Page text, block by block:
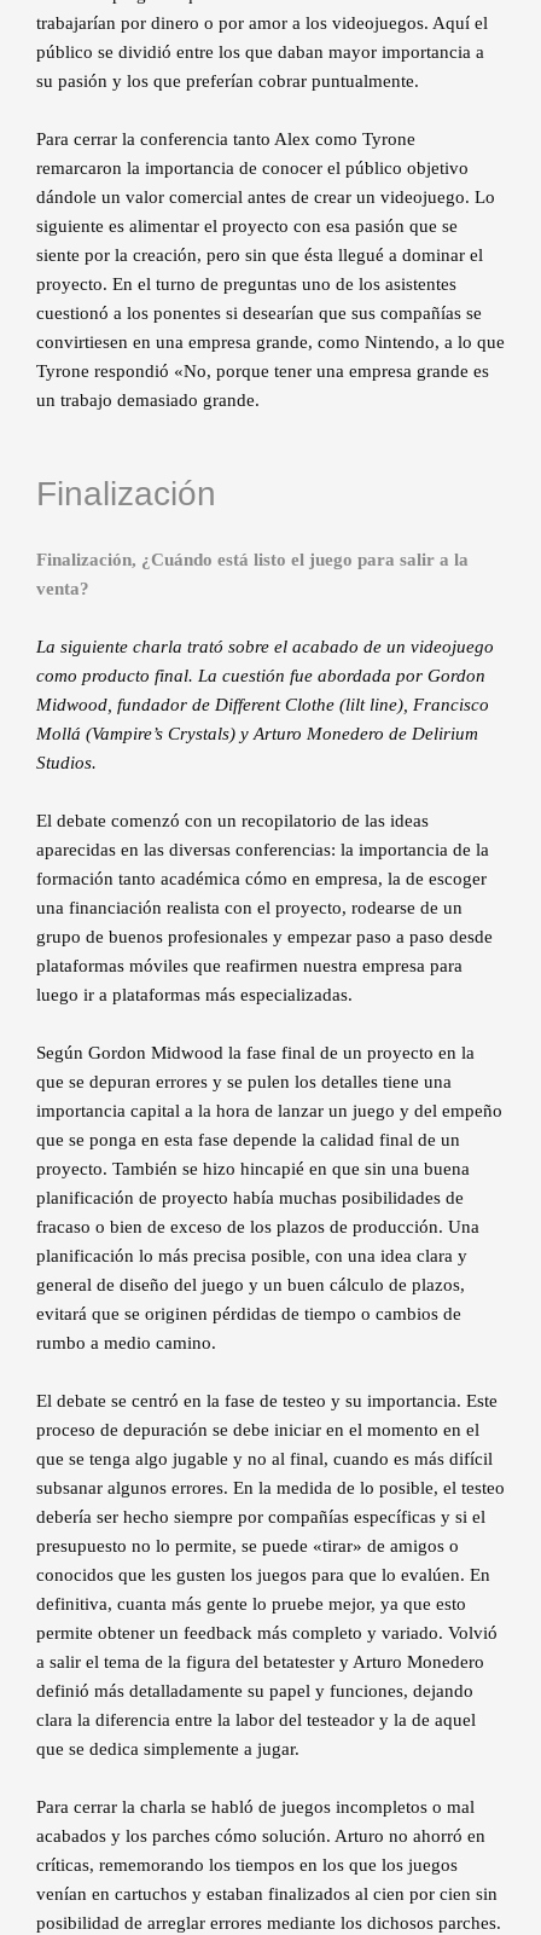
trabajarían por dinero o por amor a los videojuegos. Aquí el
público se dividió entre los que daban mayor importancia a
su pasión y los que preferían cobrar puntualmente.
Para cerrar la conferencia tanto Alex como Tyrone
remarcaron la importancia de conocer el público objetivo
dándole un valor comercial antes de crear un videojuego. Lo
siguiente es alimentar el proyecto con esa pasión que se
siente por la creación, pero sin que ésta llegué a dominar el
proyecto. En el turno de preguntas uno de los asistentes
cuestionó a los ponentes si desearían que sus compañías se
convirtiesen en una empresa grande, como Nintendo, a lo que
Tyrone respondió «No, porque tener una empresa grande es
un trabajo demasiado grande.
Finalización
Finalización, ¿Cuándo está listo el juego para salir a la
venta?
La siguiente charla trató sobre el acabado de un videojuego
como producto final. La cuestión fue abordada por Gordon
Midwood, fundador de Different Clothe (lilt line), Francisco
Mollá (Vampire’s Crystals) y Arturo Monedero de Delirium
Studios.
El debate comenzó con un recopilatorio de las ideas
aparecidas en las diversas conferencias: la importancia de la
formación tanto académica cómo en empresa, la de escoger
una financiación realista con el proyecto, rodearse de un
grupo de buenos profesionales y empezar paso a paso desde
plataformas móviles que reafirmen nuestra empresa para
luego ir a plataformas más especializadas.
Según Gordon Midwood la fase final de un proyecto en la
que se depuran errores y se pulen los detalles tiene una
importancia capital a la hora de lanzar un juego y del empeño
que se ponga en esta fase depende la calidad final de un
proyecto. También se hizo hincapié en que sin una buena
planificación de proyecto había muchas posibilidades de
fracaso o bien de exceso de los plazos de producción. Una
planificación lo más precisa posible, con una idea clara y
general de diseño del juego y un buen cálculo de plazos,
evitará que se originen pérdidas de tiempo o cambios de
rumbo a medio camino.
El debate se centró en la fase de testeo y su importancia. Este
proceso de depuración se debe iniciar en el momento en el
que se tenga algo jugable y no al final, cuando es más difícil
subsanar algunos errores. En la medida de lo posible, el testeo
debería ser hecho siempre por compañías específicas y si el
presupuesto no lo permite, se puede «tirar» de amigos o
conocidos que les gusten los juegos para que lo evalúen. En
definitiva, cuanta más gente lo pruebe mejor, ya que esto
permite obtener un feedback más completo y variado. Volvió
a salir el tema de la figura del betatester y Arturo Monedero
definió más detalladamente su papel y funciones, dejando
clara la diferencia entre la labor del testeador y la de aquel
que se dedica simplemente a jugar.
Para cerrar la charla se habló de juegos incompletos o mal
acabados y los parches cómo solución. Arturo no ahorró en
críticas, rememorando los tiempos en los que los juegos
venían en cartuchos y estaban finalizados al cien por cien sin
posibilidad de arreglar errores mediante los dichosos parches.